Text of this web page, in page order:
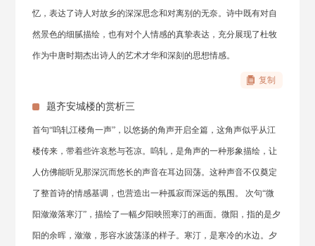
忆，表达了诗人对故乡的深深思念和对离别的无奈。诗中既有对自
然景色的细腻描绘，也有对个人情感的真挚表达，充分展现了杜牧
作为中唐时期杰出诗人的艺术才华和深刻的思想情感。
复制
题齐安城楼的赏析三
首句“呜轧江楼角一声”，以悠扬的角声开启全篇，这角声似乎从江
楼传来，带着些许哀愁与苍凉。呜轧，是角声的一种形象描绘，让
人仿佛能听见那深沉而悠长的声音在耳边回荡。这种声音不仅奠定
了整首诗的情感基调，也营造出一种孤寂而深远的氛围。 次句“微
阳潋潋落寒汀”，描绘了一幅夕阳映照寒汀的画面。微阳，指的是夕
阳的余晖，潋潋，形容水波荡漾的样子。寒汀，是寒冷的水边。夕